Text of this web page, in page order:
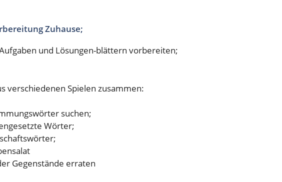
Zuhause;
und Lösungen-blättern vorbereiten;
verschiedenen Spielen zusammen:
suchen;
Wörter;
Gegenstände erraten